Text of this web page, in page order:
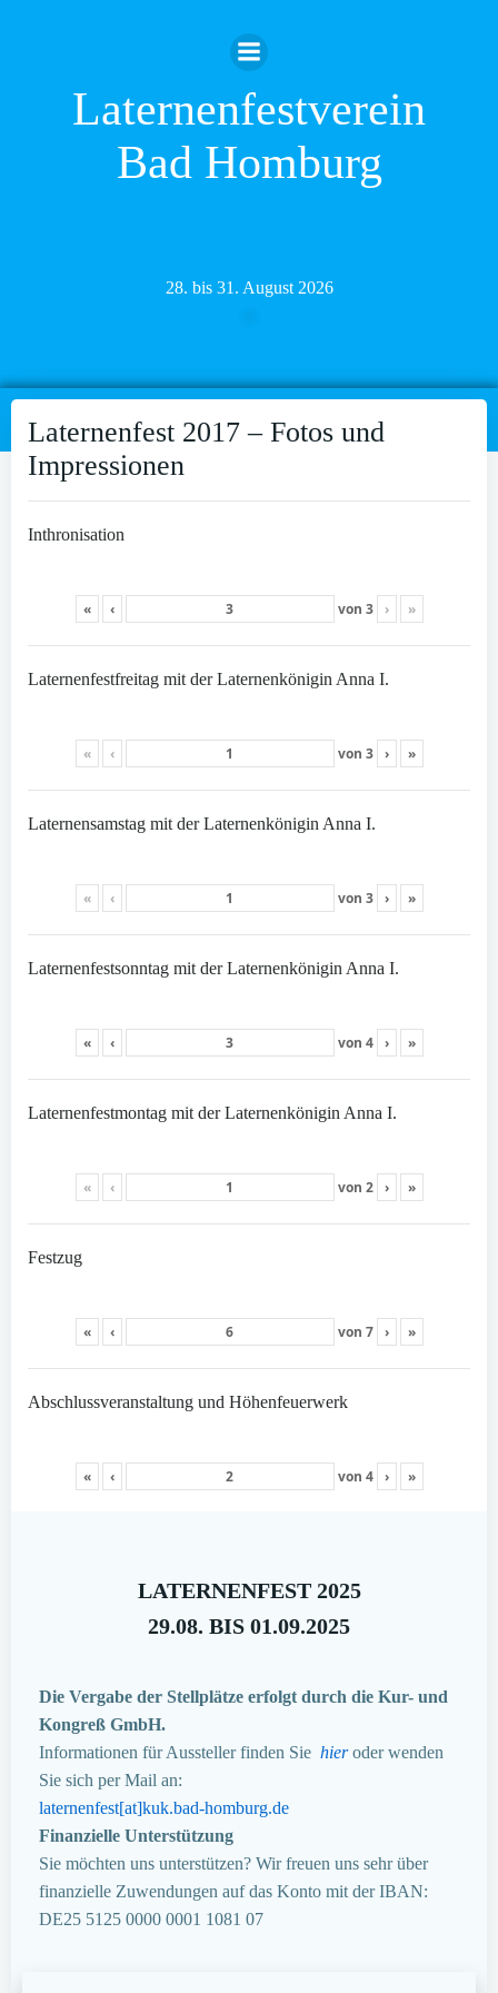
Inhalt
springen
Laternenfestverein
Bad Homburg
28. bis 31. August 2026
Laternenfest 2017 – Fotos und
Impressionen
Inthronisation
« ‹ von 3 › »
Laternenfestfreitag mit der Laternenkönigin Anna I.
« ‹ von 3 › »
Laternensamstag mit der Laternenkönigin Anna I.
« ‹ von 3 › »
Laternenfestsonntag mit der Laternenkönigin Anna I.
« ‹ von 4 › »
Laternenfestmontag mit der Laternenkönigin Anna I.
« ‹ von 2 › »
Festzug
« ‹ von 7 › »
Abschlussveranstaltung und Höhenfeuerwerk
« ‹ von 4 › »
LATERNENFEST 2025
29.08. BIS 01.09.2025
Die Vergabe der Stellplätze erfolgt durch die Kur- und
Kongreß GmbH.
Informationen für Aussteller finden Sie hieroder wenden
Sie sich per Mail an:
laternenfest[at]kuk.bad-homburg.de
Finanzielle Unterstützung
Sie möchten uns unterstützen? Wir freuen uns sehr über
finanzielle Zuwendungen auf das Konto mit der IBAN:
DE25 5125 0000 0001 1081 07